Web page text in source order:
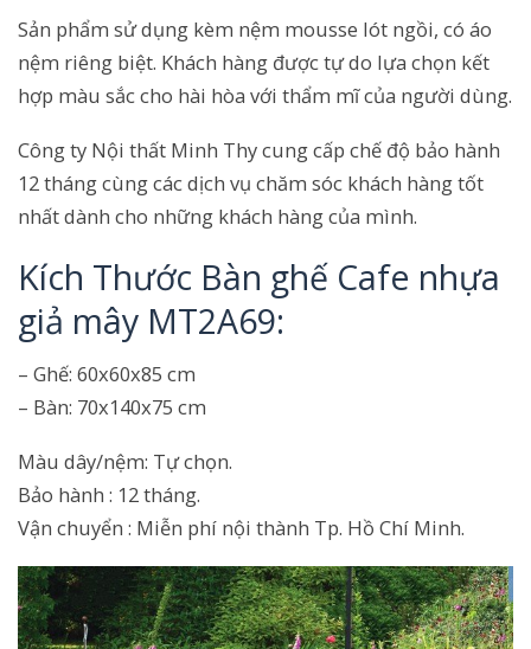
Sản phẩm sử dụng kèm nệm mousse lót ngồi, có áo
nệm riêng biệt. Khách hàng được tự do lựa chọn kết
hợp màu sắc cho hài hòa với thẩm mĩ của người dùng.
Công ty Nội thất Minh Thy cung cấp chế độ bảo hành
12 tháng cùng các dịch vụ chăm sóc khách hàng tốt
nhất dành cho những khách hàng của mình.
Kích Thước Bàn ghế Cafe nhựa
giả mây MT2A69:
– Ghế: 60x60x85 cm
– Bàn: 70x140x75 cm
Màu dây/nệm: Tự chọn.
Bảo hành : 12 tháng.
Vận chuyển : Miễn phí nội thành Tp. Hồ Chí Minh.